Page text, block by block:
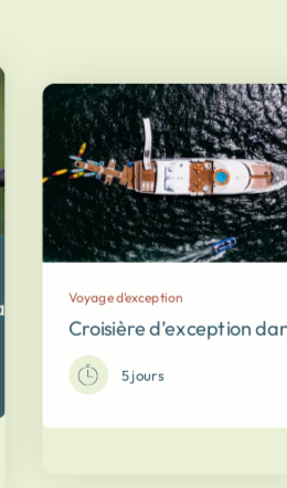
et ses sites authentiques !
Voyage d'exception
Croisière d’exception
5 jours